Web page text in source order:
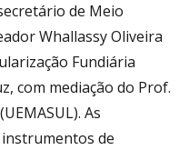
de Meio
Whallassy Oliveira
Fundiária
com mediação do Prof.
As
de